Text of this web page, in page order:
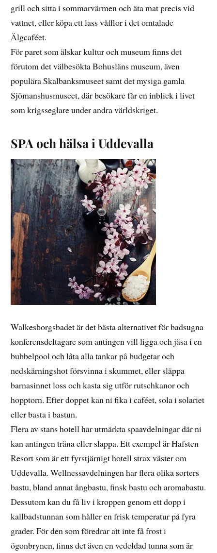
grill och sitta i sommarvärmen och äta mat precis vid
vattnet, eller köpa ett lass våfflor i det omtalade
Älgcaféet.
För paret som älskar kultur och museum finns det
förutom det välbesökta Bohusläns museum, även
populära Skalbanksmuseet samt det mysiga gamla
Sjömanshusmuseet, där besökare får en inblick i livet
som krigsseglare under andra världskriget.
SPA och hälsa i Uddevalla
Walkesborgsbadet är det bästa alternativet för badsugna
konferensdeltagare som antingen vill ligga och jäsa i en
bubbelpool och låta alla tankar på budgetar och
nedskärningshot försvinna i skummet, eller släppa
barnasinnet loss och kasta sig utför rutschkanor och
hopptorn. Efter doppet kan ni fika i caféet, sola i solariet
eller basta i bastun.
Flera av stans hotell har utmärkta spaavdelningar där ni
kan antingen träna eller slappa. Ett exempel är Hafsten
Resort som är ett fyrstjärnigt hotell strax väster om
Uddevalla. Wellnessavdelningen har flera olika sorters
bastu, bland annat ångbastu, finsk bastu och aromabastu.
Dessutom kan du få liv i kroppen genom ett dopp i
kallbadstunnan som håller en frisk temperatur på fyra
grader. För den som föredrar att inte få frost i
ögonbrynen, finns det även en vedeldad tunna som är